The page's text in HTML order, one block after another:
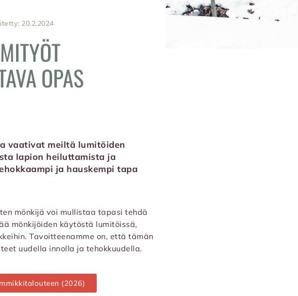
20.2.2024
OPAS
vaativat meiltä lumitöiden
lapion heiluttamista ja
ja hauskempi tapa
mönkijä voi mullistaa tapasi tehdä
mönkijöiden käytöstä lumitöissä,
Tavoitteenamme on, että tämän
uudella innolla ja tehokkuudella.
(2026)